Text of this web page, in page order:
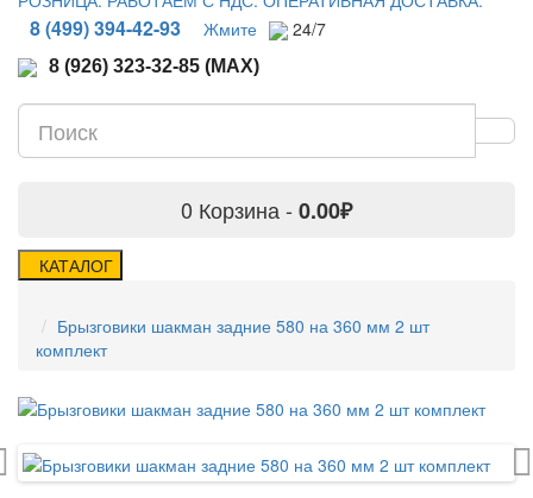
8 (499) 394-42-93 Жмите 24/7
8 (926) 323-32-85 (MAX)
0 Корзина - 0.00₽
КАТАЛОГ
Брызговики шакман задние 580 на 360 мм 2 шт
комплект